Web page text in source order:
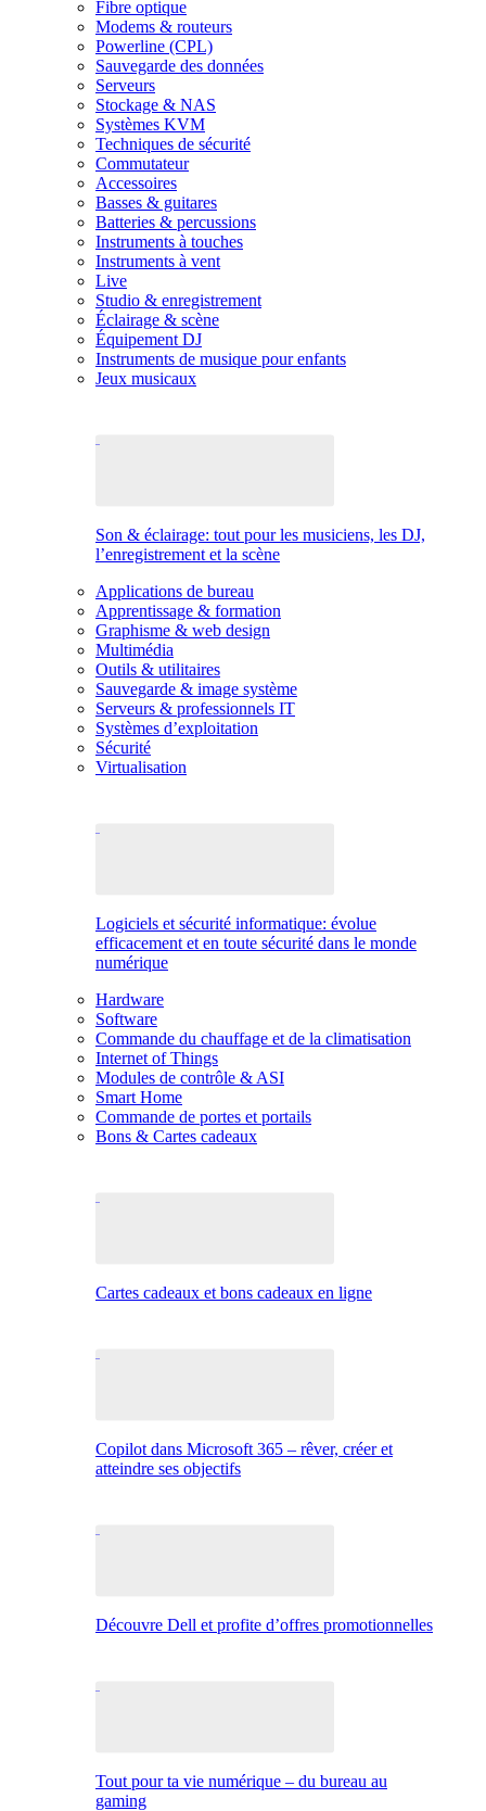
Fibre optique
Modems & routeurs
Powerline (CPL)
Sauvegarde des données
Serveurs
Stockage & NAS
Systèmes KVM
Techniques de sécurité
Commutateur
Accessoires
Basses & guitares
Batteries & percussions
Instruments à touches
Instruments à vent
Live
Studio & enregistrement
Éclairage & scène
Équipement DJ
Instruments de musique pour enfants
Jeux musicaux
Son & éclairage: tout pour les musiciens, les DJ,
l’enregistrement et la scène
Applications de bureau
Apprentissage & formation
Graphisme & web design
Multimédia
Outils & utilitaires
Sauvegarde & image système
Serveurs & professionnels IT
Systèmes d’exploitation
Sécurité
Virtualisation
Logiciels et sécurité informatique: évolue
efficacement et en toute sécurité dans le monde
numérique
Hardware
Software
Commande du chauffage et de la climatisation
Internet of Things
Modules de contrôle & ASI
Smart Home
Commande de portes et portails
Bons & Cartes cadeaux
Cartes cadeaux et bons cadeaux en ligne
Copilot dans Microsoft 365 – rêver, créer et
atteindre ses objectifs
Découvre Dell et profite d’offres promotionnelles
Tout pour ta vie numérique – du bureau au
gaming